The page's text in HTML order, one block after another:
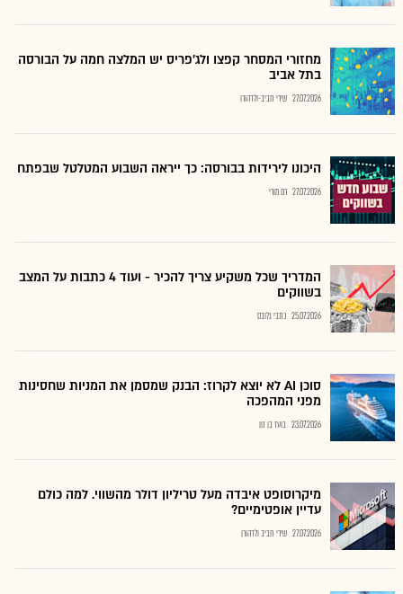
מחזורי המסחר קפצו ולג'פריס יש המלצה חמה על הבורסה
בתל אביב
27.07.2026 שירי חביב-ולדהורן
היכונו לירידות בבורסה: כך ייראה השבוע המטלטל שבפתח
27.07.2026 רם מורי
המדריך שכל משקיע צריך להכיר - ועוד 4 כתבות על המצב
בשווקים
25.07.2026 כתבי גלובס
סוכן AI לא יוצא לקרוז: הבנק שמסמן את המניות שחסינות
מפני המהפכה
23.07.2026 בועז בן נון
מיקרוסופט איבדה מעל טריליון דולר מהשווי. למה כולם
עדיין אופטימיים?
27.07.2026 שירי חביב ולדהורן